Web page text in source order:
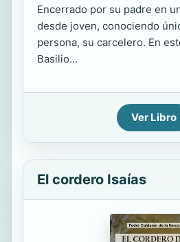
Encerrado por su padre en
desde joven, conociendo
persona, su carcelero. En
Basilio...
Ver Libro
El cordero Isaías